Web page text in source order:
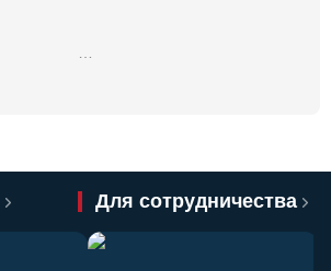
Для сотрудничества